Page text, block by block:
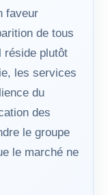
faveur
de tous
réside plutôt
les services
du
des
le groupe
le marché ne